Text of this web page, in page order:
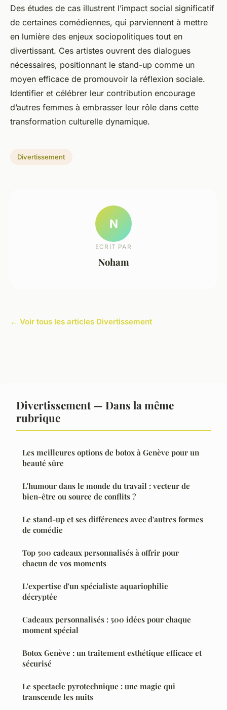
Des études de cas illustrent l’impact social significatif
de certaines comédiennes, qui parviennent à mettre
en lumière des enjeux sociopolitiques tout en
divertissant. Ces artistes ouvrent des dialogues
nécessaires, positionnant le stand-up comme un
moyen efficace de promouvoir la réflexion sociale.
Identifier et célébrer leur contribution encourage
d’autres femmes à embrasser leur rôle dans cette
transformation culturelle dynamique.
Divertissement
N
ECRIT PAR
Noham
← Voir tous les articles Divertissement
Divertissement — Dans la même
rubrique
Les meilleures options de botox à Genève pour un
beauté sûre
L'humour dans le monde du travail : vecteur de
bien-être ou source de conflits ?
Le stand-up et ses différences avec d'autres formes
de comédie
Top 500 cadeaux personnalisés à offrir pour
chacun de vos moments
L'expertise d'un spécialiste aquariophilie
décryptée
Cadeaux personnalisés : 500 idées pour chaque
moment spécial
Botox Genève : un traitement esthétique efficace et
sécurisé
Le spectacle pyrotechnique : une magie qui
transcende les nuits